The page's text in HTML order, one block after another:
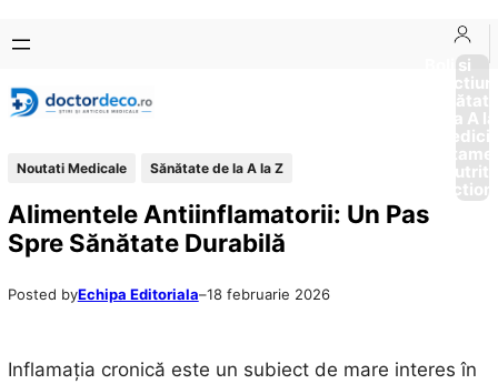
conținut
content
Boli si
Afectiuni
Sănătate
de la A
Noutati Medicale Sănătate de la A la Z
Alimentele Antiinflamatorii: Un Pas
Spre Sănătate Durabilă
Posted byEchipa Editoriala–18 februarie 2026
Inflamația cronică este un subiect de mare interes în